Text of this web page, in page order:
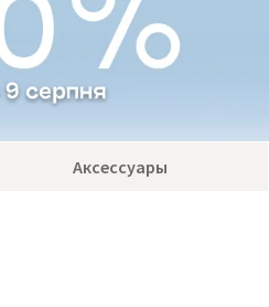
Аксессуары